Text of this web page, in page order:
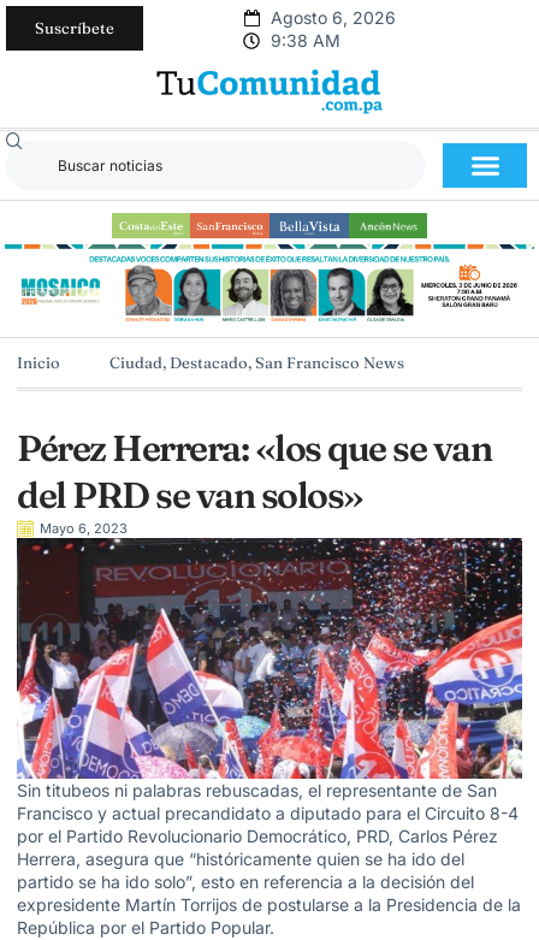
Suscríbete
Agosto 6, 2026
9:38 AM
Inicio Ciudad, Destacado,San Francisco News
Pérez Herrera: «los que se van
del PRD se van solos»
Mayo 6, 2023
Sin titubeos ni palabras rebuscadas, el representante de San
Francisco y actual precandidato a diputado para el Circuito 8-4
por el Partido Revolucionario Democrático, PRD, Carlos Pérez
Herrera, asegura que “históricamente quien se ha ido del
partido se ha ido solo”, esto en referencia a la decisión del
expresidente Martín Torrijos de postularse a la Presidencia de la
República por el Partido Popular.